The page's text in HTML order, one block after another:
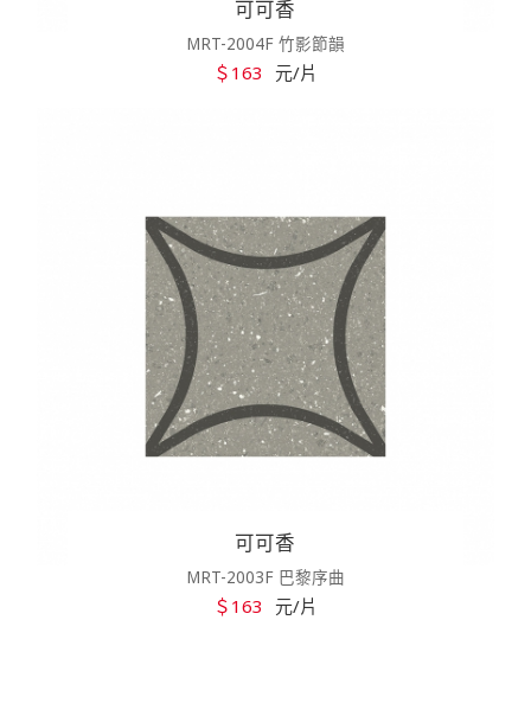
可可香
MRT-2004F 竹影節韻
＄163 元/片
可可香
MRT-2003F 巴黎序曲
＄163 元/片